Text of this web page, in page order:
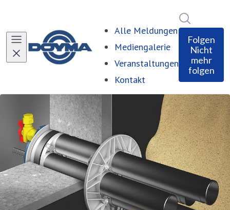
Alle Meldungen
Mediengalerie
Veranstaltungen
Kontakt
Folgen
Nicht
mehr
folgen